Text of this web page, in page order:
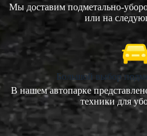
Мы доставим подметально-
или на
Большой выбор
В нашем автопарке
техники для